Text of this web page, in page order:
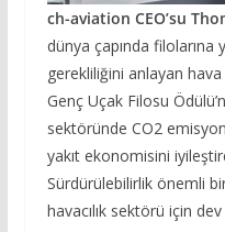
ch-aviation CEO’su
dünya çapında filolarına
gerekliliğini anlayan hava
Genç Uçak Filosu
sektöründe CO2
yakıt ekonomisini
Sürdürülebilirlik önemli
havacılık sektörü için